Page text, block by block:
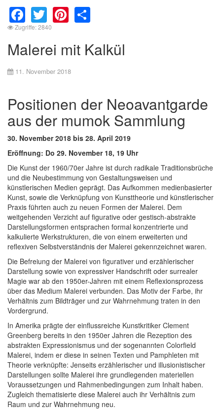
Facebook
TwitterPinterest
Zugriffe: 2840
Malerei mit Kalkül
11. November 2018
Positionen der Neoavantgarde
aus der mumok Sammlung
30. November 2018 bis 28. April 2019
Eröffnung: Do 29. November 18, 19 Uhr
Die Kunst der 1960/70er Jahre ist durch radikale Traditionsbrüche
und die Neubestimmung von Gestaltungsweisen und
künstlerischen Medien geprägt. Das Aufkommen medienbasierter
Kunst, sowie die Verknüpfung von Kunsttheorie und künstlerischer
Praxis führten auch zu neuen Formen der Malerei. Dem
weitgehenden Verzicht auf figurative oder gestisch-abstrakte
Darstellungsformen entsprachen formal konzentrierte und
kalkulierte Werkstrukturen, die von einem erweiterten und
reflexiven Selbstverständnis der Malerei gekennzeichnet waren.
Die Befreiung der Malerei von figurativer und erzählerischer
Darstellung sowie von expressiver Handschrift oder surrealer
Magie war ab den 1950er-Jahren mit einem Reflexionsprozess
über das Medium Malerei verbunden. Das Motiv der Farbe, ihr
Verhältnis zum Bildträger und zur Wahrnehmung traten in den
Vordergrund.
In Amerika prägte der einflussreiche Kunstkritiker Clement
Greenberg bereits in den 1950er Jahren die Rezeption des
abstrakten Expressionismus und der sogenannten Colorfield
Malerei, indem er diese in seinen Texten und Pamphleten mit
Theorie verknüpfte: Jenseits erzählerischer und illusionistischer
Darstellungen sollte Malerei ihre grundlegenden materiellen
Voraussetzungen und Rahmenbedingungen zum Inhalt haben.
Zugleich thematisierte diese Malerei auch ihr Verhältnis zum
Raum und zur Wahrnehmung neu.